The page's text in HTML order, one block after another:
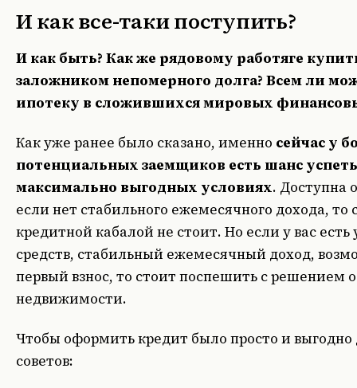
И как все-таки поступить?
И как быть? Как же рядовому работяге
заложником непомерного долга? Всем ли
ипотеку в сложившихся мировых
Как уже ранее было сказано, именно сейчас у
потенциальных заемщиков есть шанс
максимально выгодных условиях. Доступна
если нет стабильного ежемесячного дохода, то
кредитной кабалой не стоит. Но если у вас есть
средств, стабильный ежемесячный доход,
первый взнос, то стоит поспешить с решением
недвижимости.
Чтобы оформить кредит было просто и
советов: